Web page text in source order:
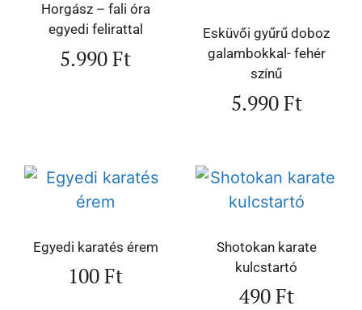
Horgász – fali óra
egyedi felirattal
5.990Ft
Esküvői gyűrű doboz
galambokkal- fehér
színű
5.990Ft
Egyedi karatés érem
100Ft
Shotokan karate
kulcstartó
490Ft